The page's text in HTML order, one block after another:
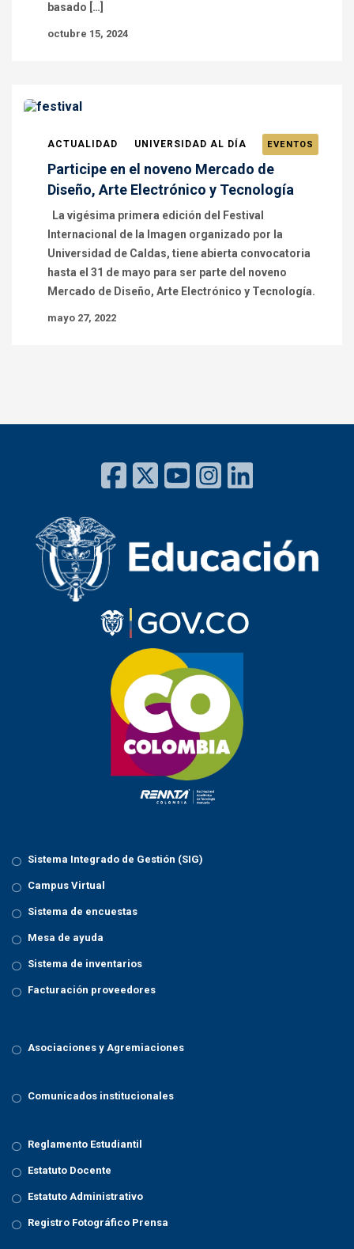
basado […]
octubre 15, 2024
ACTUALIDAD UNIVERSIDAD AL DÍA EVENTOS
Participe en el noveno Mercado de
Diseño, Arte Electrónico y Tecnología
La vigésima primera edición del Festival
Internacional de la Imagen organizado por la
Universidad de Caldas, tiene abierta convocatoria
hasta el 31 de mayo para ser parte del noveno
Mercado de Diseño, Arte Electrónico y Tecnología.
mayo 27, 2022
Sistema Integrado de Gestión (SIG)
Campus Virtual
Sistema de encuestas
Mesa de ayuda
Sistema de inventarios
Facturación proveedores
Asociaciones y Agremiaciones
Comunicados institucionales
Reglamento Estudiantil
Estatuto Docente
Estatuto Administrativo
Registro Fotográfico Prensa